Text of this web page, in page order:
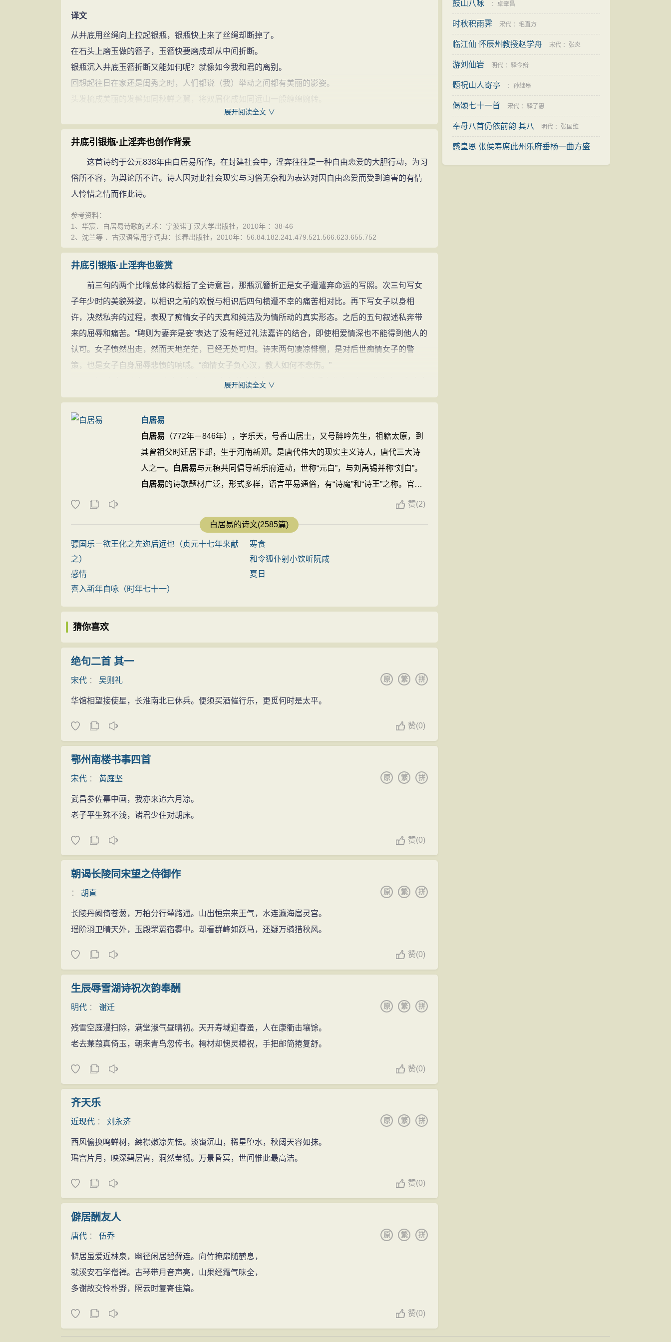
译文
从井底用丝绳向上拉起银瓶，银瓶快上来了丝绳却断掉了。
在石头上磨玉做的簪子，玉簪快要磨成却从中间折断。
银瓶沉入井底玉簪折断又能如何呢？就像如今我和君的离别。
回想起往日在家还是闺秀之时，人们都说（我）举动之间都有美丽的影姿。
头发梳成美丽的发髻如同秋蝉之翼，将双眉化成如同远山一般缠绵婉转。
笑着和（侍婢）嬉戏大笑相伴在后花园，这个时候我还没有和君相识呢。
我玩弄靠着矮墙青梅树的枝桠，君骑着白马立在垂杨边上。
我在墙头你在马上遥相对望，一看见君就知道已经有断肠的相思。
知道君断肠的相思想要和君倾诉，君将手指向了南山的松柏树。
感受到君心就如松柏化成，暗想着要结起双鬟想要随君离去。
随着君到家里五六，君的父母常常有话告诉我。
经过正式行聘的才是正妻，私奔的是妾室，没有资格参与家族祭祀。
终于知道君的家是不能够住下去的，可是奈何离开家门却没有去处。
难道我没有父母高堂？我的家乡也都是亲人。
因为和君私奔所以很久不与家乡通消息，如今悲愤羞愧无法归乡。
以我的经历告诉那些小人家痴情的女儿，千万要慎重不要将终生轻易许人。
淫奔：指男女私奔。淫：放纵；恣肆，过度，无节制。
引：拉起，提起。银瓶：珍贵器具。喻美好的少女。
殊：美好。
合双鬟：古少女发式为双鬟，结婚后即合二为一。
大人：指男方父母。
聘为妻：指经过正式行聘手续的女子才能为正妻，正妻可以主祭。奔：私奔。妾：偏室。不谌主祀：
不能作为主祭人。蘋（píng）蘩（fán）：两种可供食用的水草，古代常用于祭祀。
潜来：偷偷来，私奔。
参考资料：
1、玮光等．《现代汉语词典》修订第3版：商务印书馆，1996年：56.78.256.432.588
2、沈兰等 ．古汉语常用字词典：长春出版社，2010年：56.84.182.241.479.521.566.623.655.752
展开阅读全文 ∨
井底引银瓶·止淫奔也创作背景
这首诗约于公元838年由白居易所作。在封建社会中，淫奔往往是一种自由恋爱的大胆行动，为习
俗所不容，为舆论所不许。诗人因对此社会现实与习俗无奈和为表达对因自由恋爱而受到迫害的有情
人怜惜之情而作此诗。
参考资料：
1、华宸．白居易诗歌的艺术：宁波诺丁汉大学出版社，2010年 ：38-46
2、沈兰等 ．古汉语常用字词典：长春出版社，2010年：56.84.182.241.479.521.566.623.655.752
井底引银瓶·止淫奔也鉴赏
前三句的两个比喻总体的概括了全诗意旨，那瓶沉簪折正是女子遭遣弃命运的写照。次三句写女
子年少时的美貌殊姿，以相识之前的欢悦与相识后四句横遭不幸的痛苦相对比。再下写女子以身相
许，决然私奔的过程，表现了痴情女子的天真和纯洁及为情所动的真实形态。之后的五句叙述私奔带
来的屈辱和痛苦。“聘则为妻奔是妾”表达了没有经过礼法嘉许的结合，即使相爱情深也不能得到他人的
认可。女子愤然出走，然而天地茫茫，已经无处可归。诗末两句凄凉悱恻，是对后世痴情女子的警
策，也是女子自身屈辱悲愤的呐喊。“痴情女子负心汉，教人如何不悲伤。”
“到君家舍五六年，君家大人频有言“。好好的良家女子，只因为随爱人私奔，便从此失去了为人妻
的资格。”聘则为妻奔是妾，不堪主祀奉苹蘩。”侍奉公丈夫五六年之久，都换不来男家人的认可，她没
有资格参与家族祭祀，她生的儿子也算不得夫家首选的继承人。这位重自尊的女性，终于决定离开这
此诗的最大成就在于成功地塑造了一个单纯、美丽、多情的女子形象。除结尾外，整篇作品都是
一个不幸女子的内心独白。刻画她的美丽不是通过自我欣赏而是借他人口中说出，手法颇高妙。“知君
断肠共君语”，“感君松柏化为心”、“暗合双鬟逐君去”等语，刻画少女，贴切自然，充分表现出女主人公
的单纯、多情。开头以银瓶、玉簪隐喻美丽的少女，新颖别致，托此以起兴，与下文衔接自然。结尾
仅言她出门后没有去处，不进一步描写悲剧的结局，余韵深长，发人深省。
在这首中长篇叙事诗中，诗人用凝练的语句表现了一私奔女子的悲哀。《礼记》：“奔者为妾，父
母国人皆贱之”。它在题材上与古乐府中的弃妇诗类同，但其风格与情调与传统之作多有不同。从内容
上看，全诗所表现的生活现象带有中唐都市生活的色彩，女子能有这样的机会与男子交往并能私奔，
而在这一悲剧中女子更是一个更大有受害者。诗人取材典型，对扼杀人性的礼教提出了批判。对不幸
的女子表示了同情。其中对礼与情之间矛盾的表现体现了中唐士人的思想个性。其次在艺术表现上诗
人也体现了中唐文人的叙事艺术的水平，诗人以女子之口叙述他们相识、私奔以及产生矛盾的整个过
的悲剧性与抒情性。诗人便就这种“奔者为妾”的社会现状写了这首长诗。同时，也表达了告诫女子不要
轻易与人私奔之情。
展开阅读全文 ∨
白居易
白居易 （772年－846年），字乐天，号香山居士，又号醉吟先生，祖籍太原，到
其曾祖父时迁居下邽，生于河南新郑。是唐代伟大的现实主义诗人，唐代三大诗
人之一。
白居易与元稹共同倡导新乐府运动，世称“元白”，与刘禹锡并称“刘白”。
白居易的诗歌题材广泛，形式多样，语言平易通俗，有“诗魔”和“诗王”之称。官至
在洛阳逝世，葬于香山。有《白氏长
庆集》传世，代表诗作有《长恨歌》、《卖炭翁》、《琵琶行》等。 ...
赞(2)
白居易的诗文(2585篇)
骠国乐－欲王化之先迩后远也（贞元十七年来献
之）
寒食
和令狐仆射小饮听阮咸
感情
夏日
喜入新年自咏（时年七十一）
猜你喜欢
绝句二首 其一
宋代 ： 吴则礼 拼
繁
原
华馆相望接使星，长淮南北已休兵。便须买酒催行乐，更觅何时是太平。
赞(0)
鄂州南楼书事四首
宋代 ： 黄庭坚 拼
繁
原
武昌参佐幕中画，我亦来追六月凉。
老子平生殊不浅，诸君少住对胡床。
赞(0)
朝谒长陵同宋望之侍御作
： 胡直 拼
繁
原
长陵丹阙倚苍葱，万柏分行辇路通。山出恒宗来王气，水连瀛海扈灵宫。
瑶阶羽卫晴天外，玉殿罘罳宿雾中。却看群峰如跃马，还疑万骑猎秋风。
赞(0)
生辰辱雪湖诗祝次韵奉酬
明代 ： 谢迁 拼
繁
原
残雪空庭漫扫除，满堂淑气昼晴初。天开寿域迎春蚤，人在康衢击壤馀。
老去蒹葭真倚玉，朝来青鸟忽传书。樗材却愧灵椿祝，手把邮筒捲复舒。
赞(0)
齐天乐
近现代 ： 刘永济 拼
繁
原
西风偷换鸣蝉树，綀襟嫩凉先怯。淡霭沉山，稀星堕水，秋阔天容如抹。
瑶宫片月，映深碧层霄，洞然莹彻。万景昏冥，世间惟此最高洁。
赞(0)
僻居酬友人
唐代 ： 伍乔 拼
繁
原
僻居虽爱近林泉，幽径闲居碧藓连。向竹掩扉随鹤息，
就溪安石学僧禅。古琴带月音声亮，山果经霜气味全，
多谢故交怜朴野，隔云时复寄佳篇。
赞(0)
鼓山八咏 ： 卓肇昌
时秋积雨霁 宋代 ： 毛直方
临江仙 怀辰州教授赵学舟 宋代 ： 张炎
游刘仙岩 明代 ： 释今辩
题祝山人寄亭 ： 孙继皋
偈颂七十一首 宋代 ： 释了惠
奉母八首仍依前韵 其八 明代 ： 张国维
感皇恩 张侯寿席此州乐府垂杨一曲方盛